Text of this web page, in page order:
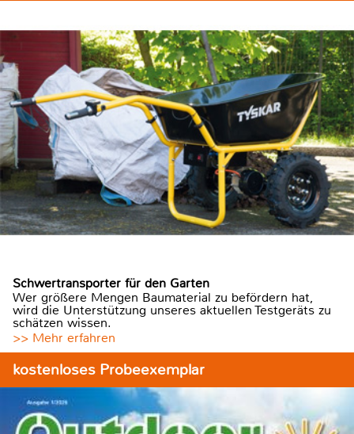
Schwertransporter für den Garten
Wer größere Mengen Baumaterial zu befördern hat,
wird die Unterstützung unseres aktuellen Testgeräts zu
schätzen wissen.
>> Mehr erfahren
kostenloses Probeexemplar